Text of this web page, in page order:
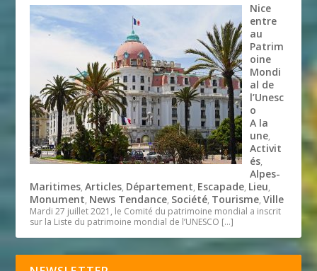
Nice
entre
au
Patrim
oine
Mondi
al de
l’Unesc
o
A la
une,
Activit
és,
Alpes-
Maritimes,Articles, Département, Escapade, Lieu,
Monument, News Tendance, Société, Tourisme,Ville
Mardi 27 juillet 2021, le Comité du patrimoine mondial a inscrit
sur la Liste du patrimoine mondial de l’UNESCO […]